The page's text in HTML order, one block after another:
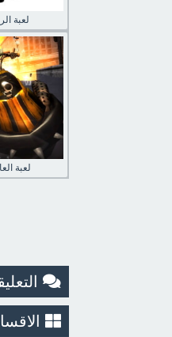
لعبة
لعبة